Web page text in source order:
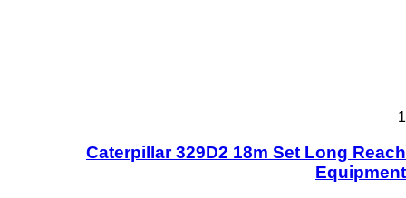
1
Caterpillar 329D2 18m Set Long Reach
Equipment